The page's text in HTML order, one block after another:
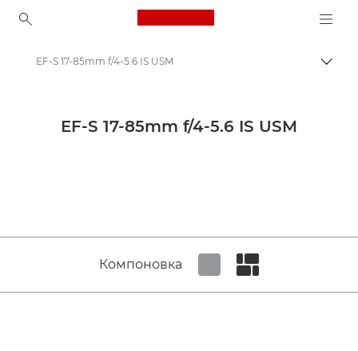
Canon Logo, back to
Объективы для камер Canon
EF-S 17-85mm f/4-5.6 IS USM
EF-S 17-85mm f/4-5.6 IS USM
Компоновка